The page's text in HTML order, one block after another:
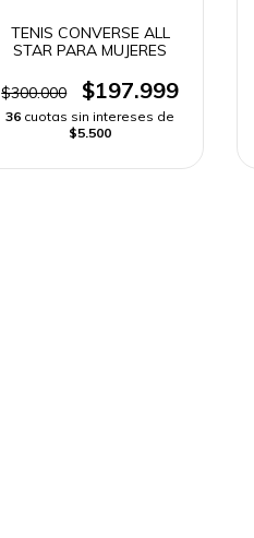
TENIS CONVERSE ALL
STAR PARA MUJERES
$300.000 $197.999
36 cuotas sin intereses de
$5.500